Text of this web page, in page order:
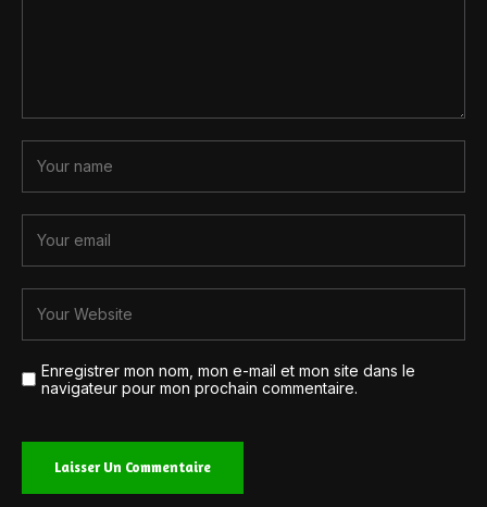
Enregistrer mon nom, mon e-mail et mon site dans le
navigateur pour mon prochain commentaire.